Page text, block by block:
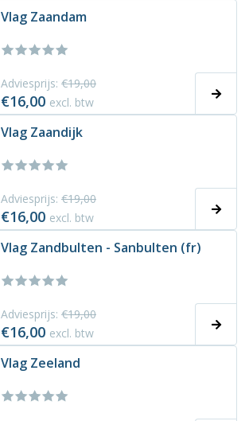
Vlag Zaandam
Adviesprijs: €19,00
€16,00 excl. btw
Vlag Zaandijk
Adviesprijs: €19,00
€16,00 excl. btw
Vlag Zandbulten - Sanbulten (fr)
Adviesprijs: €19,00
€16,00 excl. btw
Vlag Zeeland